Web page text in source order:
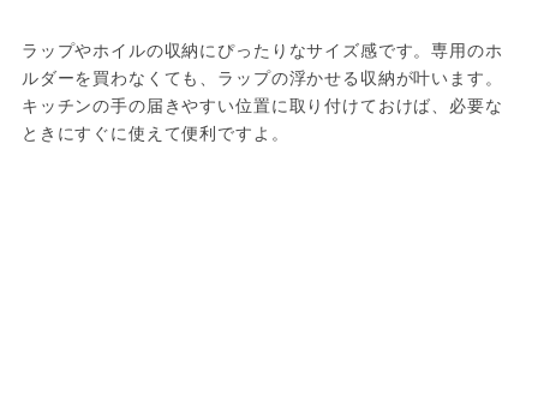
ラップやホイルの収納にぴったりなサイズ感です。専用のホ
ルダーを買わなくても、ラップの浮かせる収納が叶います。
キッチンの手の届きやすい位置に取り付けておけば、必要な
ときにすぐに使えて便利ですよ。